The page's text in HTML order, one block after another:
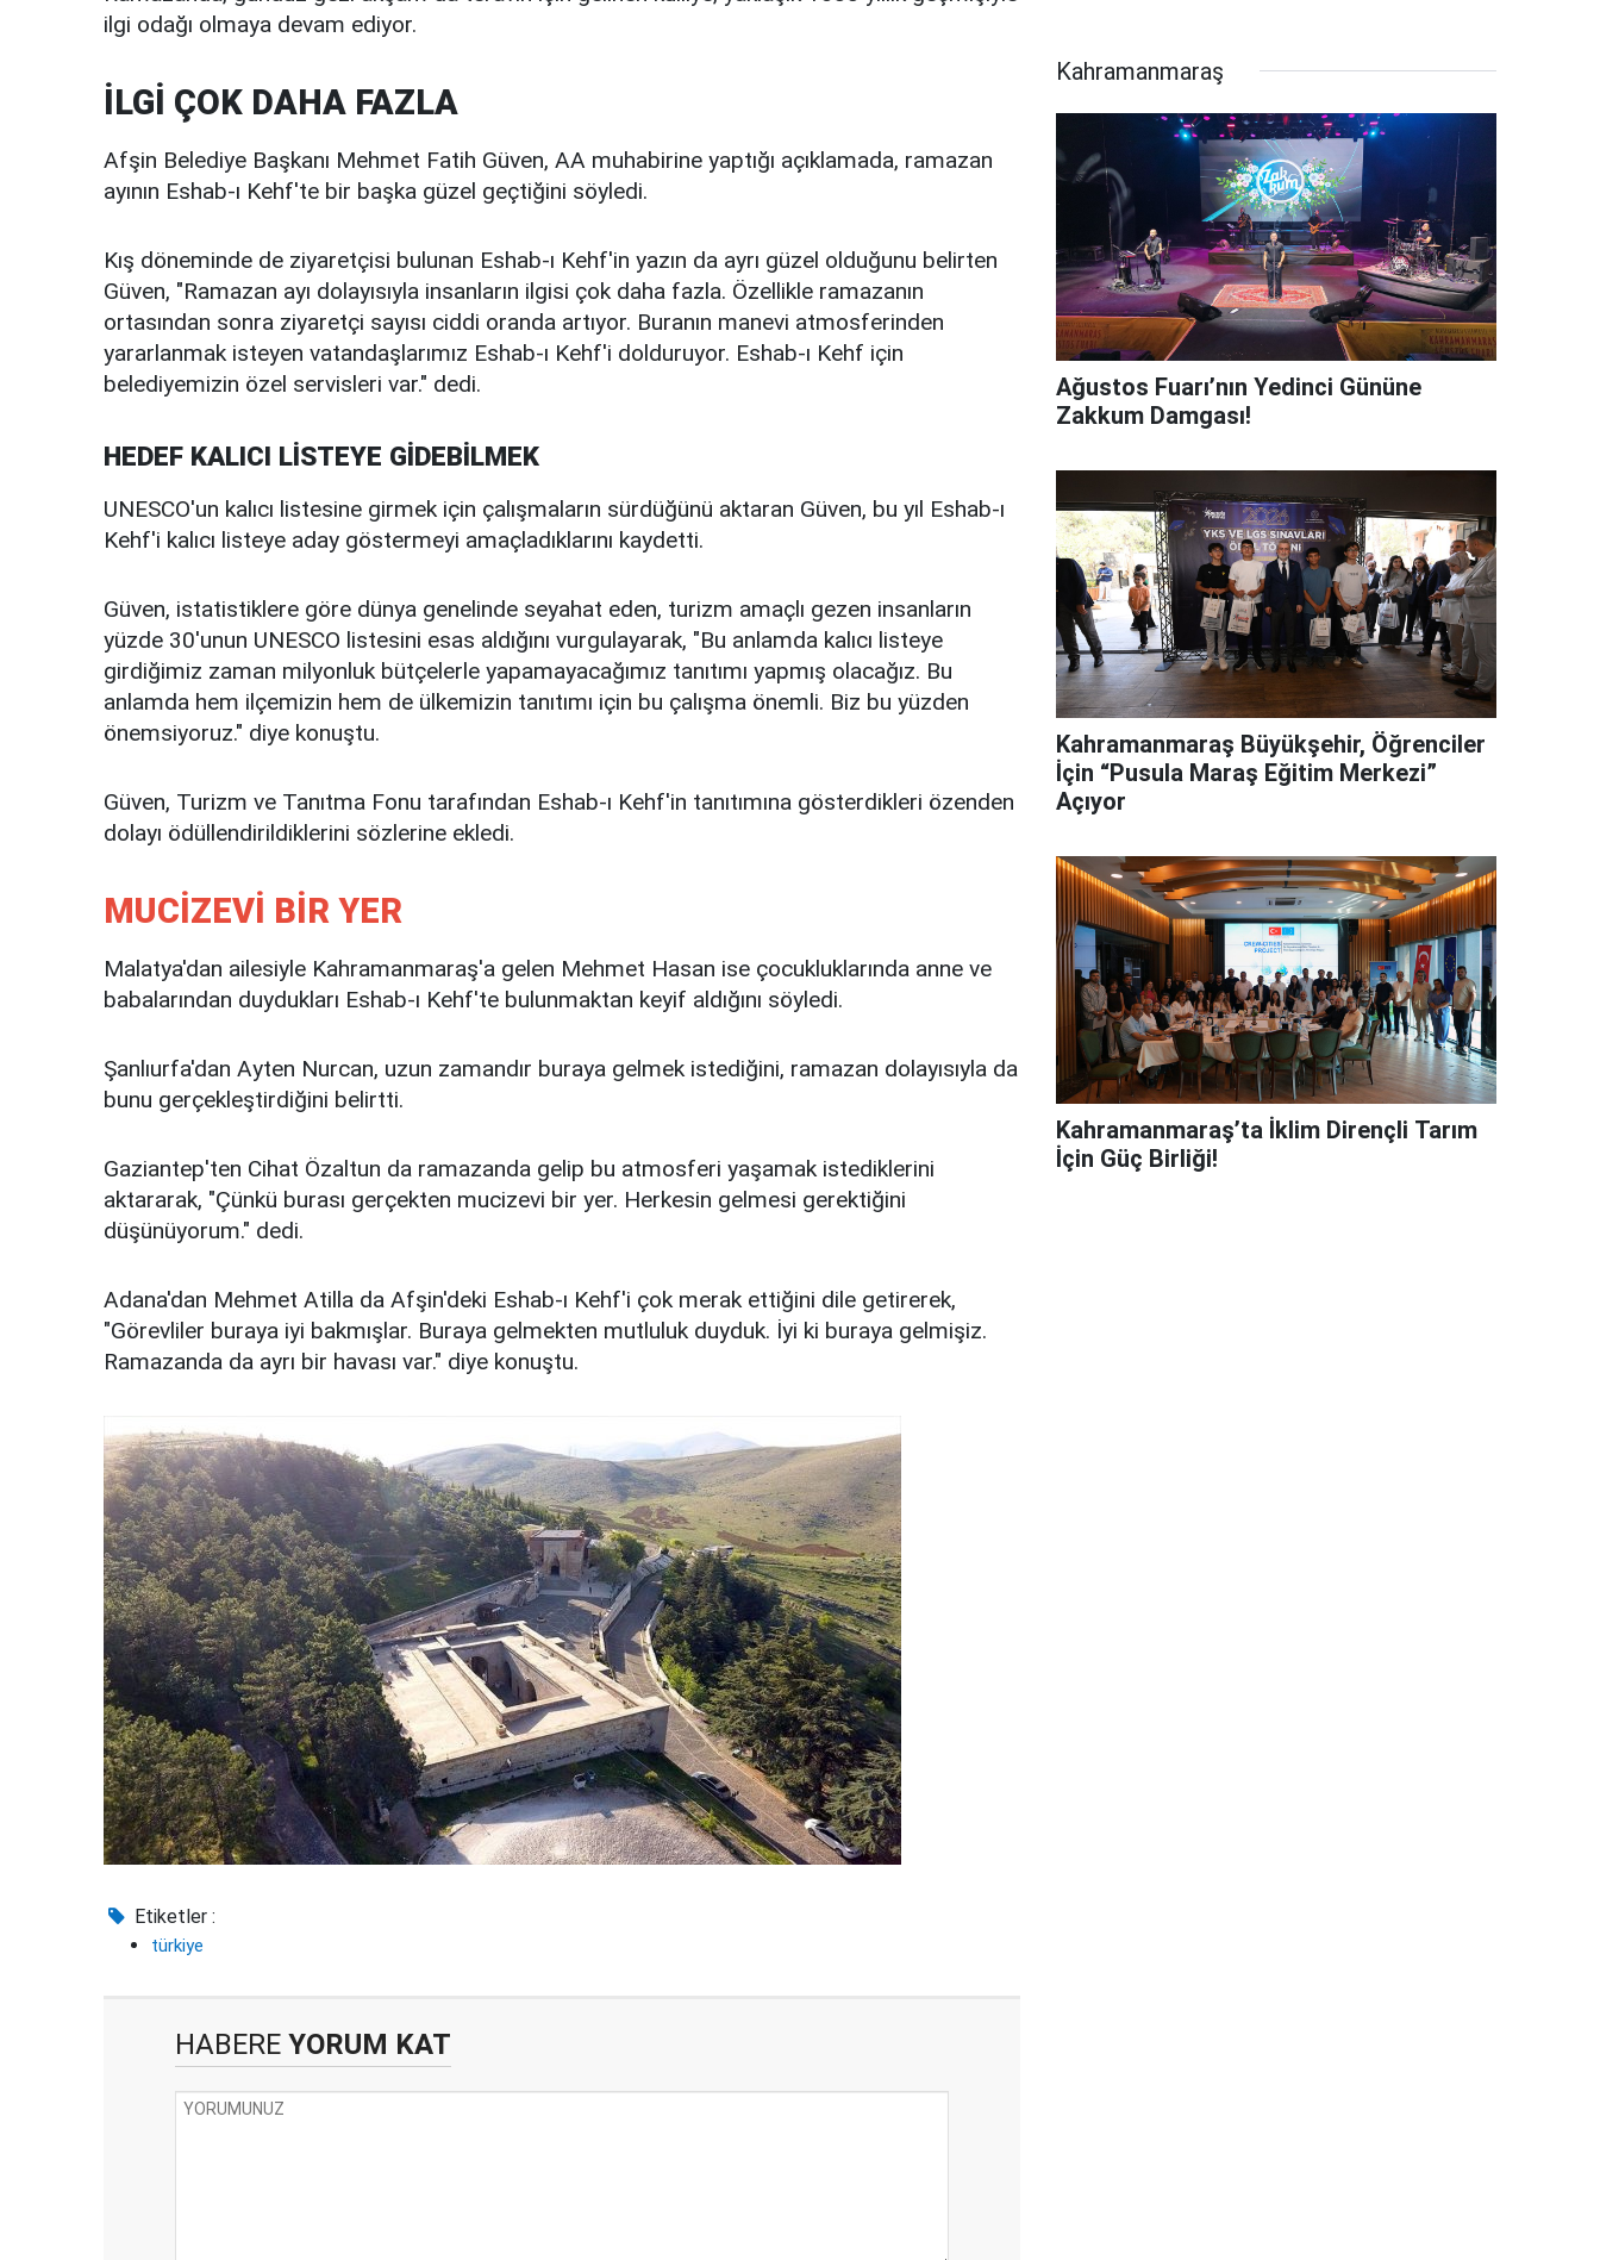
ilgi odağı olmaya devam ediyor.
İLGİ ÇOK DAHA FAZLA
Afşin Belediye Başkanı Mehmet Fatih Güven, AA muhabirine yaptığı açıklamada, ramazan
ayının Eshab-ı Kehf'te bir başka güzel geçtiğini söyledi.
Kış döneminde de ziyaretçisi bulunan Eshab-ı Kehf'in yazın da ayrı güzel olduğunu belirten
Güven, "Ramazan ayı dolayısıyla insanların ilgisi çok daha fazla. Özellikle ramazanın
ortasından sonra ziyaretçi sayısı ciddi oranda artıyor. Buranın manevi atmosferinden
yararlanmak isteyen vatandaşlarımız Eshab-ı Kehf'i dolduruyor. Eshab-ı Kehf için
belediyemizin özel servisleri var." dedi.
HEDEF KALICI LİSTEYE GİDEBİLMEK
UNESCO'un kalıcı listesine girmek için çalışmaların sürdüğünü aktaran Güven, bu yıl Eshab-ı
Kehf'i kalıcı listeye aday göstermeyi amaçladıklarını kaydetti.
Güven, istatistiklere göre dünya genelinde seyahat eden, turizm amaçlı gezen insanların
yüzde 30'unun UNESCO listesini esas aldığını vurgulayarak, "Bu anlamda kalıcı listeye
girdiğimiz zaman milyonluk bütçelerle yapamayacağımız tanıtımı yapmış olacağız. Bu
anlamda hem ilçemizin hem de ülkemizin tanıtımı için bu çalışma önemli. Biz bu yüzden
önemsiyoruz." diye konuştu.
Güven, Turizm ve Tanıtma Fonu tarafından Eshab-ı Kehf'in tanıtımına gösterdikleri özenden
dolayı ödüllendirildiklerini sözlerine ekledi.
MUCİZEVİ BİR YER
Malatya'dan ailesiyle Kahramanmaraş'a gelen Mehmet Hasan ise çocukluklarında anne ve
babalarından duydukları Eshab-ı Kehf'te bulunmaktan keyif aldığını söyledi.
Şanlıurfa'dan Ayten Nurcan, uzun zamandır buraya gelmek istediğini, ramazan dolayısıyla da
bunu gerçekleştirdiğini belirtti.
Gaziantep'ten Cihat Özaltun da ramazanda gelip bu atmosferi yaşamak istediklerini
aktararak, "Çünkü burası gerçekten mucizevi bir yer. Herkesin gelmesi gerektiğini
düşünüyorum." dedi.
Adana'dan Mehmet Atilla da Afşin'deki Eshab-ı Kehf'i çok merak ettiğini dile getirerek,
"Görevliler buraya iyi bakmışlar. Buraya gelmekten mutluluk duyduk. İyi ki buraya gelmişiz.
Ramazanda da ayrı bir havası var." diye konuştu.
Etiketler :
türkiye
HABERE YORUM KAT
Kahramanmaraş
Ağustos Fuarı’nın Yedinci Gününe
Zakkum Damgası!
Kahramanmaraş Büyükşehir, Öğrenciler
İçin “Pusula Maraş Eğitim Merkezi”
Açıyor
Kahramanmaraş’ta İklim Dirençli Tarım
İçin Güç Birliği!